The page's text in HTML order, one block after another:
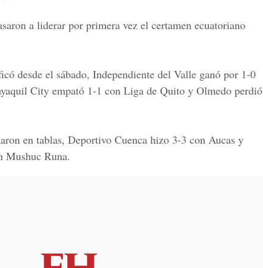
a liderar por primera vez el certamen ecuatoriano
desde el sábado, Independiente del Valle ganó por 1-0
City empató 1-1 con Liga de Quito y Olmedo perdió
en tablas, Deportivo Cuenca hizo 3-3 con Aucas y
Mushuc Runa.